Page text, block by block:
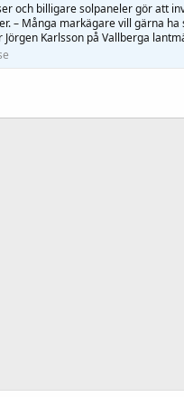
och billigare solpaneler gör att
– Många markägare vill gärna
Jörgen Karlsson på Vallberga